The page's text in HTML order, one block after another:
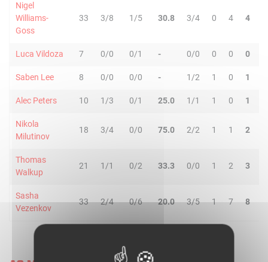
Nigel
Williams-
Goss
33 3/8 1/5 30.8 3/4 0 4 4
Luca Vildoza 7 0/0 0/1 - 0/0 0 0 0
Saben Lee 8 0/0 0/0 - 1/2 1 0 1
Alec Peters 10 1/3 0/1 25.0 1/1 1 0 1
Nikola
Milutinov
18 3/4 0/0 75.0 2/2 1 1 2
Thomas
Walkup
21 1/1 0/2 33.3 0/0 1 2 3
Sasha
Vezenkov
33 2/4 0/6 20.0 3/5 1 7 8